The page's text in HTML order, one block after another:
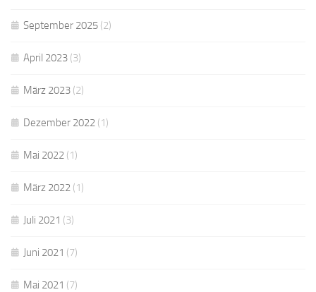
September 2025 (2)
April 2023 (3)
März 2023 (2)
Dezember 2022 (1)
Mai 2022 (1)
März 2022 (1)
Juli 2021 (3)
Juni 2021 (7)
Mai 2021 (7)